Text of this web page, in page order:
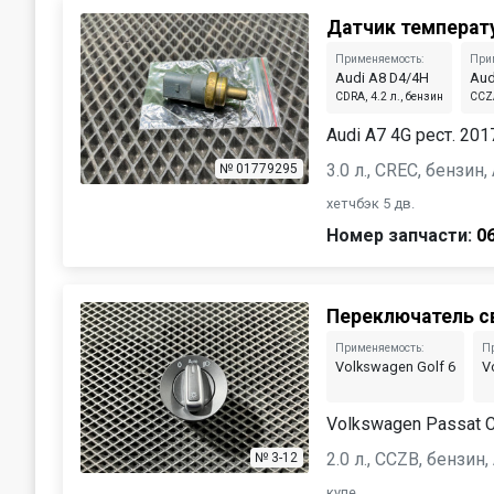
№ 01779295
Датчик
Применяемость:
Audi A8 D4/4H
CDRA, 4.2 л., бензин
Audi A7 4G рест.
3.0 л., CREC,
хетчбэк 5 дв.
Номер запчасти:
№ 3-12
Переключатель
Применяемость:
Volkswagen Golf 6
Volkswagen Passat
2.0 л., CCZB,